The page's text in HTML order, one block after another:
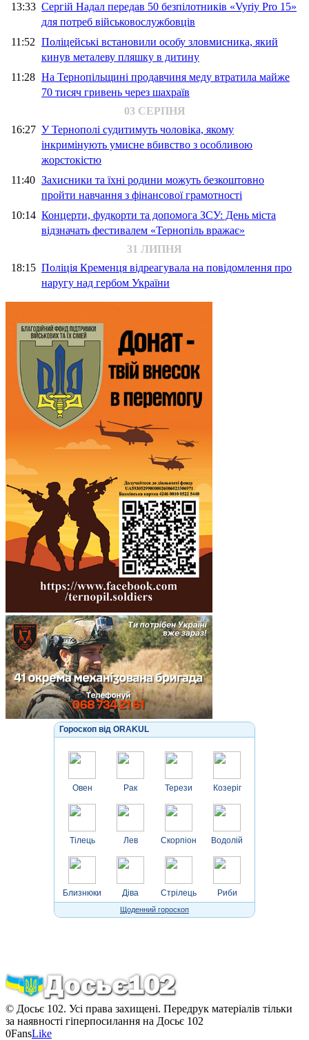
13:33 Сергій Надал передав 50 безпілотників «Vyriy Pro 15»
для потреб військовослужбовців
11:52 Поліцейські встановили особу зловмисника, який
кинув металеву пляшку в дитину
11:28 На Тернопільщині продавчиня меду втратила майже
70 тисяч гривень через шахраїв
03 СЕРПНЯ
16:27 У Тернополі судитимуть чоловіка, якому
інкримінують умисне вбивство з особливою
жорстокістю
11:40 Захисники та їхні родини можуть безкоштовно
пройти навчання з фінансової грамотності
10:14 Концерти, фудкорти та допомога ЗСУ: День міста
відзначать фестивалем «Тернопіль вражає»
31 ЛИПНЯ
18:15 Поліція Кременця відреагувала на повідомлення про
наругу над гербом України
Гороскоп від ORAKUL
Овен
Тілець
Близнюки
Рак
Лев
Діва
Терези
Скорпіон
Стрілець
Козеріг
Водолій
Риби
Щоденний гороскоп
© Досьє 102. Усі права захищені. Передрук матеріалів тільки
за наявності гіперпосилання на Досьє 102
0FansLike